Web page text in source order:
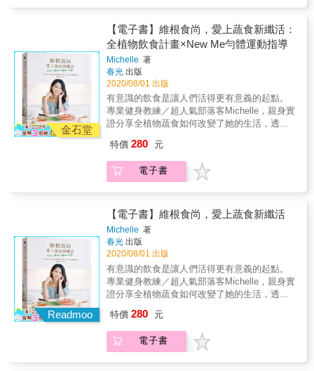
握食材特性， 加上簡單的烹調訣竅，將更加發
現蔬食的魅力。 & ✦附錄拼音索引，讓查找更
上手 直覺的索引方式，以首字拼音即可快速查
詢， 依個人習慣，輕鬆愉快地使用這本書。
本書收錄多種受到世界各地不同飲食文化的啟
康，也注重口感和風味。相信在品嘗後，人人
都能體會植物系高蛋白料理的魅力。 －－－－
－－－－－－－◉ 書中精彩內容預告 ◉－－－
－－－－－－－－－－－ 【最優的植物系蛋
白】 －鷹嘴豆 －小豌豆 －小扁豆 －蛋白質 －
花豆 －小紅豆 －綠豆 －蠶豆 －藜麥 －毛豆
－天貝 －豆漿 －豆腐 －種籽與油質堅果 【設
計個人專屬的植物系蛋白菜單】 絕不是嚴格的
味與口感的菜色。首先，挑選您的植物性蛋白
好補充幾樣蔬菜，隨後選擇口味風格，看您想
要來點地中海風格，還是帶點勁辣口味，加
一、兩種香菜細末來提味，最後添些酥脆口感
的食材，為餐點留下一抹餘韻。 【料理精選】
● 開胃小點與前菜 碧綠鷹嘴豆泥／蔬食餅排／
孟買風味小點／綠魚子醬風味普切塔／日式芝
麻紅豆捲／烤毛豆／蔬菜捲／中東風味油炸鷹
嘴豆丸子／布利尼薄餅／花豆普切塔／墨西哥
捲餅／蔬食春捲／墨西哥薄餅／綠披薩／湯品
與沙拉／義式鷹嘴豆雜菜湯／綠甜心／珊瑚紅
椰奶／義大利雜菜湯／春綠濃湯／無敵高湯／
泰式高湯／塔布勒鷹嘴豆沙拉／馬雅沙拉／冬
紅珍珠大麥／酥烤土司豆腐／群島沙拉／碧綠
丼飯／斯佩爾特小麥沙拉 ● 主菜 墨西哥風味蔬
食／智利風味餐／蔬菜咖哩／義式春天燉飯／
效攝取足量營養，兼顧均衡與美味！ ★圖像化
方式呈現食材組成配方，輕鬆掌握作法、風味
及精準的蛋白質養分含量。 ★從常見的鷹嘴
豆、扁豆等各種豆類，以及豆腐、堅果到異國
食材天貝（Tempeh），認識植物界的高蛋白明
星，學會如何活用於日常料理。 今日，我們似
乎比過去更明白如何管控疾病與老化過程。我
們意識到照顧自己的身體是多麼重要，好好進
食，對身體又有多大的益處。健康的飲食不僅
會反應在活力上，也會讓身體舒暢，更能讓我
攝取的綠色蛋白質，比肉類更有益於健康，不
僅低脂肪、高纖維，更富含維他命與礦物質。
本書收錄多種受到世界各地不同飲食文化的啟
康，也注重口感和風味。相信在品嘗後，人人
都能體會植物系高蛋白料理的魅力。 －－－－
－－－－－－－◉ 書中精彩內容預告 ◉－－－
－－－－－－－－－－－ 【最優的植物系蛋
白】 －鷹嘴豆 －小豌豆 －小扁豆 －蛋白質 －
花豆 －小紅豆 －綠豆 －蠶豆 －藜麥 －毛豆
－天貝 －豆漿 －豆腐 －種籽與油質堅果 【設
規則，而是藉此協助您創造一些非常個人化口
味與口感的菜色。首先，挑選您的植物性蛋白
質，然後選定您喜歡的菜色類型，再依自己喜
金石堂
【電子書】維根食尚，愛上蔬食新纖活：
全植物飲食計畫×New Me勻體運動指導
Michelle 著
春光 出版
2020/08/01 出版
有意識的飲食是讓人們活得更有意義的起點。
專業健身教練／超人氣部落客Michelle，親身實
證分享全植物蔬食如何改變了她的生活，透過
調」，就能感受截然不同的身心愉悅，小毛病
不藥而癒，睡眠深沉，精神滿足，體態纖盈，
增強免疫力，對地球友善，與自然友好，身心
（Vegan）風潮」，此飲食法最重要的概念就是
「零動物產品」。 藉由「全植物飲食」，不只
能讓身體機能恢復「平衡」、「乾淨」與「營
養」，並且在了解全植物飲食背後的動機──對
地球的友好、對動物的善意、對環境的潛移默
化，都能讓我更堅定地執行「全植物飲食計
畫」。 執行全植物飲食，同樣能夠享受飲食的
美好與口腹之慾，在執行計畫的過程中，會更
關心自己的身體狀況，懂得聆聽需求而進食，
風潮不只是一種流行性的飲食方式，而是一種
態度、一種主張。你準備好跟我一起開始Vegan
Life了嗎？ ／本書特色／ 1.&作者親身體驗紀
特價 280 元
電子書
Readmoo
【電子書】維根食尚，愛上蔬食新纖活
Michelle 著
春光 出版
2020/08/01 出版
有意識的飲食是讓人們活得更有意義的起點。
專業健身教練／超人氣部落客Michelle，親身實
證分享全植物蔬食如何改變了她的生活，透過
調」，就能感受截然不同的身心愉悅，小毛病
不藥而癒，睡眠深沉，精神滿足，體態纖盈，
增強免疫力，對地球友善，與自然友好，身心
特價 280 元
電子書